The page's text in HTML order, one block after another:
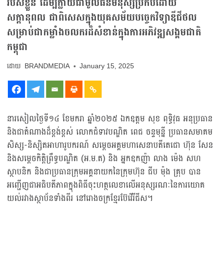
សក្តានុពល ជាពិសេសក្នុងយុគសម័យបច្ចេកវិទ្យាឌីជីថល
សម្រាប់ជាកម្លាំងចលករដ៏សំខាន់ក្នុងការអភិវឌ្ឍសង្គមជាតិ
កម្ពុជា
BRANDMEDIA January 15, 2025
នារសៀលថ្ងៃទី១៤ ខែមករា ឆ្នាំ២០២៥ ឯកឧត្តម សុខ ពុទ្ធិវុធ អនុប្រធាន
និងជាតំណាងដ៏ខ្ពង់ខ្ពស់ លោកជំទាវបណ្ឌិត ពេជ ចន្ទមុន្នី ប្រធានសមាគម
សិស្ស-និស្សិតអាហារូបករណ៍ សម្តេចអគ្គមហាសេនាបតីតេជោ ហ៊ុន សែន
និងសម្តេចកិត្តិព្រឹទ្ធបណ្ឌិត (អ.ម.ត) និង អ្នកឧកញ៉ា លាង ម៉េង សហ
ស្ថាបនិក និងជាប្រធានក្រុមអគ្គនាយកនៃក្រុមហ៊ុន ជីប ម៉ុង គ្រុប បាន
អញ្ជើញជាអធិបតីភាពក្នុងពិធីចុះហត្ថលេខាលើអនុស្សរណៈនៃការយោគ
យល់រវាងស្ថាប័នទាំងពីរ នៅរោងចក្រខ្មែរប៊ែវើរីជីស។